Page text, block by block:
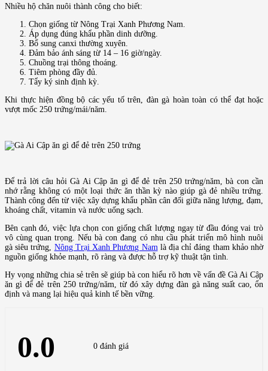
Nhiều hộ chăn nuôi thành công cho biết:
Chọn giống từ Nông Trại Xanh Phương Nam.
Áp dụng đúng khẩu phần dinh dưỡng.
Bổ sung canxi thường xuyên.
Đảm bảo ánh sáng từ 14 – 16 giờ/ngày.
Chuồng trại thông thoáng.
Tiêm phòng đầy đủ.
Tẩy ký sinh định kỳ.
Khi thực hiện đồng bộ các yếu tố trên, đàn gà hoàn toàn có thể đạt hoặc
vượt mốc 250 trứng/mái/năm.
Để trả lời câu hỏi Gà Ai Cập ăn gì để đẻ trên 250 trứng/năm, bà con cần
nhớ rằng không có một loại thức ăn thần kỳ nào giúp gà đẻ nhiều trứng.
Thành công đến từ việc xây dựng khẩu phần cân đối giữa năng lượng, đạm,
khoáng chất, vitamin và nước uống sạch.
Bên cạnh đó, việc lựa chọn con giống chất lượng ngay từ đầu đóng vai trò
vô cùng quan trọng. Nếu bà con đang có nhu cầu phát triển mô hình nuôi
gà siêu trứng, Nông Trại Xanh Phương Namlà địa chỉ đáng tham khảo nhờ
nguồn giống khỏe mạnh, rõ ràng và được hỗ trợ kỹ thuật tận tình.
Hy vọng những chia sẻ trên sẽ giúp bà con hiểu rõ hơn về vấn đề Gà Ai Cập
ăn gì để đẻ trên 250 trứng/năm, từ đó xây dựng đàn gà năng suất cao, ổn
định và mang lại hiệu quả kinh tế bền vững.
0.0 0 đánh giá